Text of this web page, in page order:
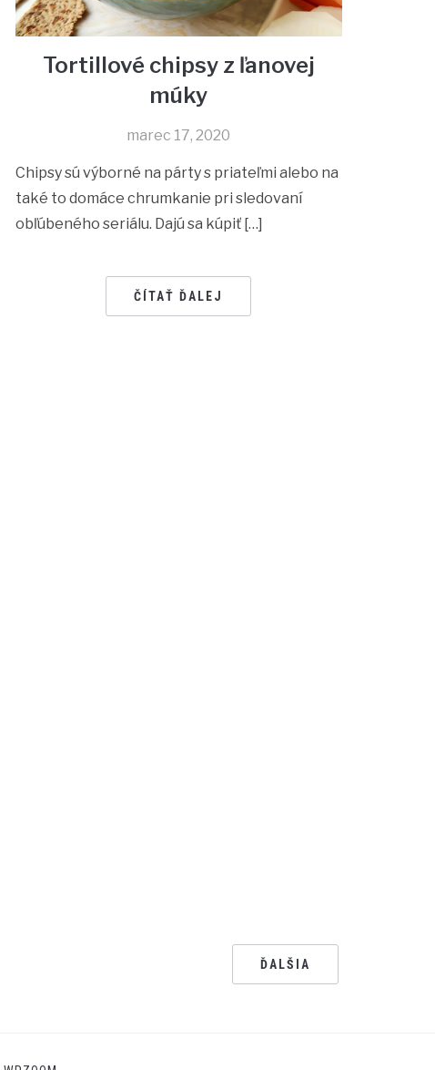
Tortillové chipsy z ľanovej
múky
marec 17, 2020
Chipsy sú výborné na párty s priateľmi alebo na
také to domáce chrumkanie pri sledovaní
obľúbeného seriálu. Dajú sa kúpiť […]
ČÍTAŤ ĎALEJ
ĎALŠIA